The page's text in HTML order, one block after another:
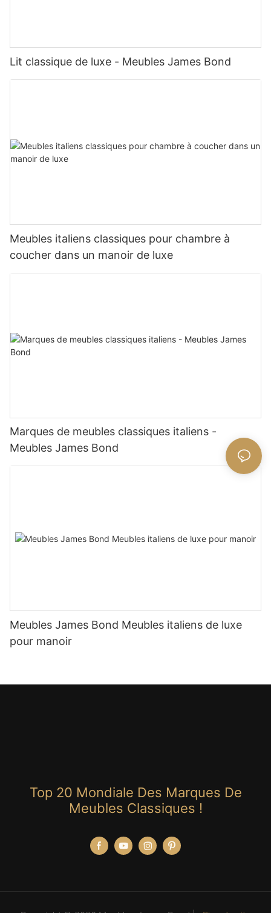
Lit classique de luxe - Meubles James Bond
Meubles italiens classiques pour chambre à
coucher dans un manoir de luxe
Marques de meubles classiques italiens -
Meubles James Bond
Meubles James Bond Meubles italiens de luxe
pour manoir
Top 20 Mondiale Des Marques De
Meubles Classiques !